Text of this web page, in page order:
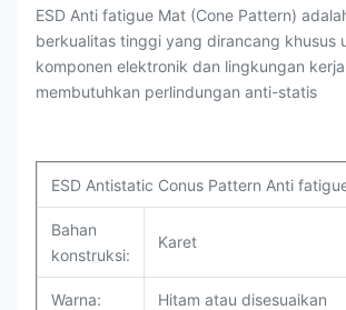
ESD Anti fatigue Mat (Cone Pattern)
berkualitas tinggi yang dirancang khusus
komponen elektronik dan lingkungan
membutuhkan perlindungan anti-statis
ESD Antistatic Conus Pattern Anti
Bahan
konstruksi:
Karet
Warna: Hitam atau disesuaikan